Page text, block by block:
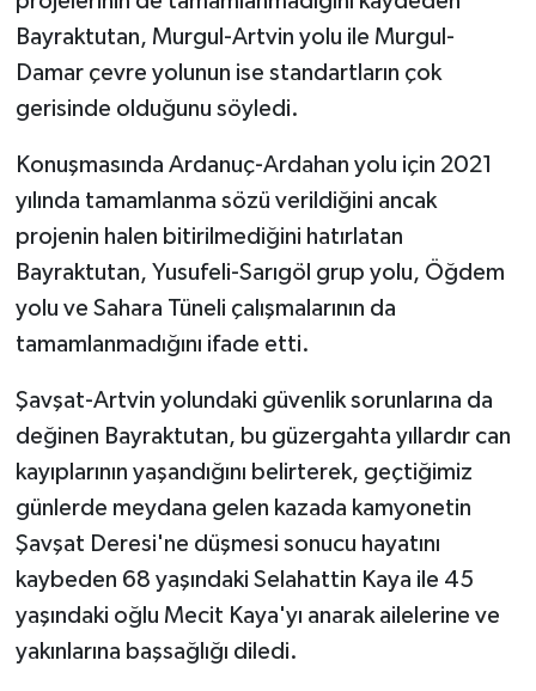
Bayraktutan, Murgul-Artvin yolu ile Murgul-
Damar çevre yolunun ise standartların çok
gerisinde olduğunu söyledi.
Konuşmasında Ardanuç-Ardahan yolu için 2021
yılında tamamlanma sözü verildiğini ancak
projenin halen bitirilmediğini hatırlatan
Bayraktutan, Yusufeli-Sarıgöl grup yolu, Öğdem
yolu ve Sahara Tüneli çalışmalarının da
tamamlanmadığını ifade etti.
Şavşat-Artvin yolundaki güvenlik sorunlarına da
değinen Bayraktutan, bu güzergahta yıllardır can
kayıplarının yaşandığını belirterek, geçtiğimiz
günlerde meydana gelen kazada kamyonetin
Şavşat Deresi'ne düşmesi sonucu hayatını
kaybeden 68 yaşındaki Selahattin Kaya ile 45
yaşındaki oğlu Mecit Kaya'yı anarak ailelerine ve
yakınlarına başsağlığı diledi.